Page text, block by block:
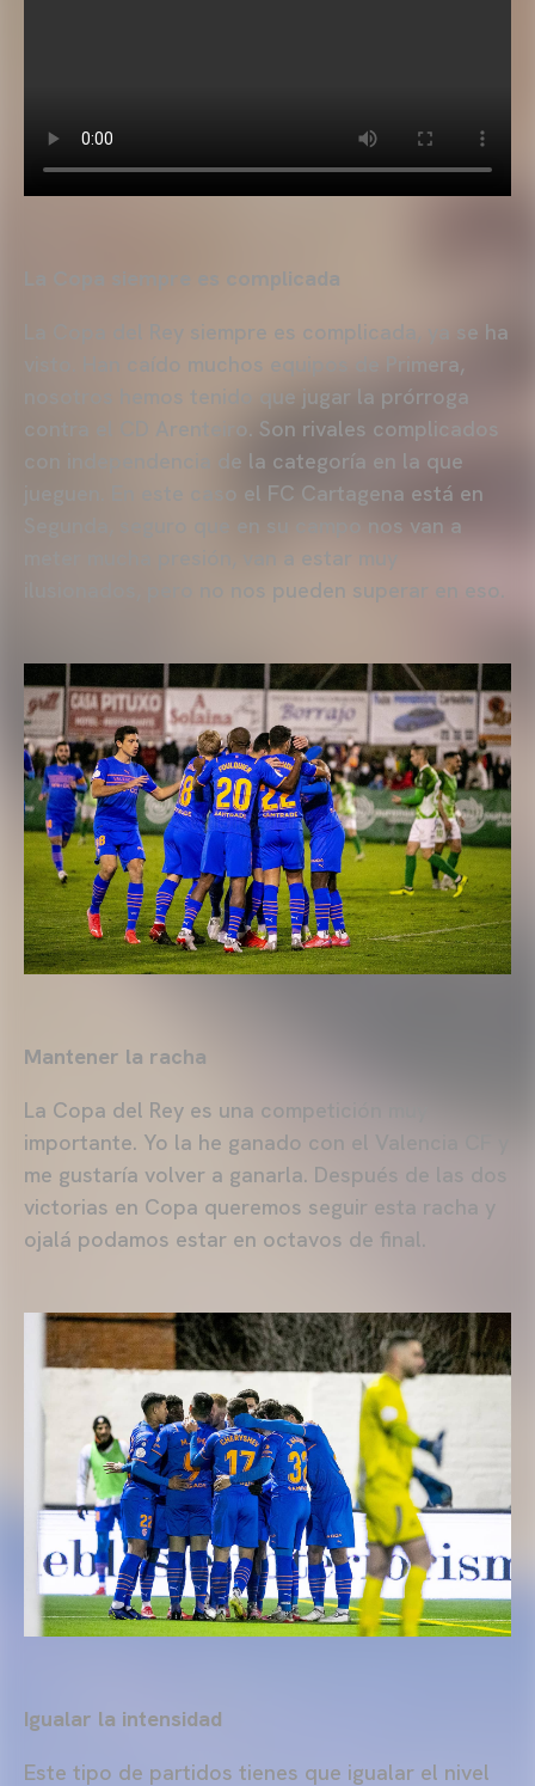
La Copa siempre es complicada
La Copa del Rey siempre es complicada, ya se ha
visto. Han caído muchos equipos de Primera,
nosotros hemos tenido que jugar la prórroga
contra el CD Arenteiro. Son rivales complicados
con independencia de la categoría en la que
jueguen. En este caso el FC Cartagena está en
Segunda, seguro que en su campo nos van a
meter mucha presión, van a estar muy
ilusionados, pero no nos pueden superar en eso.
Mantener la racha
La Copa del Rey es una competición muy
importante. Yo la he ganado con el Valencia CF y
me gustaría volver a ganarla. Después de las dos
victorias en Copa queremos seguir esta racha y
ojalá podamos estar en octavos de final.
Igualar la intensidad
Este tipo de partidos tienes que igualar el nivel